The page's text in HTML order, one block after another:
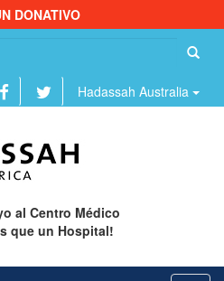
DONATIVO
Hadassah Australia
al Centro Médico
que un Hospital!